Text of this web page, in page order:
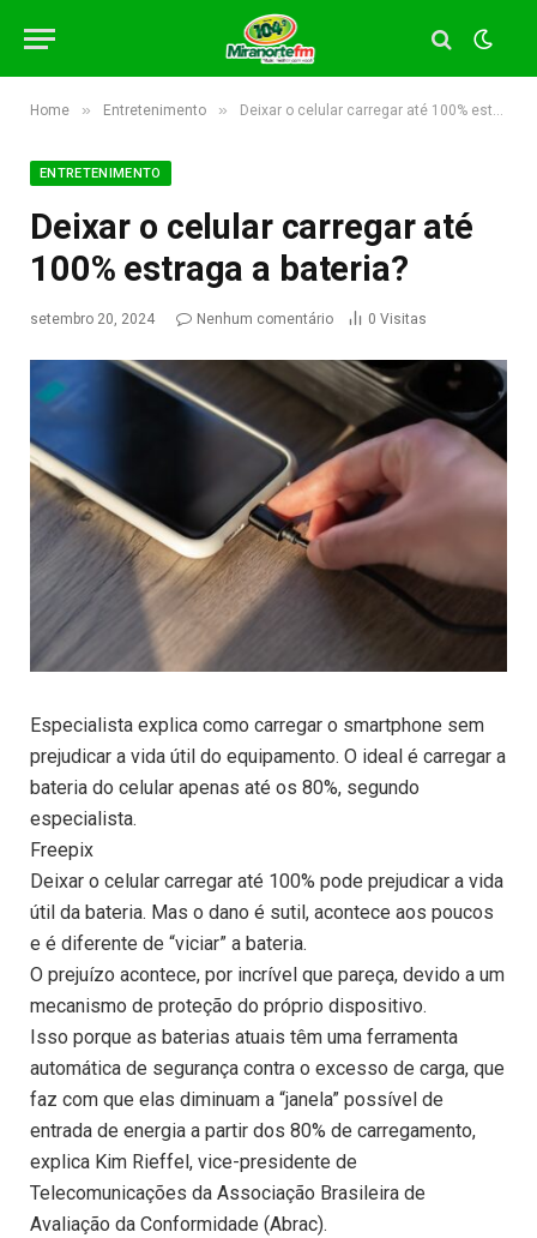
Home » Entretenimento » Deixar o celular carregar até 100% estraga a bateria?
ENTRETENIMENTO
Deixar o celular carregar até
100% estraga a bateria?
setembro 20, 2024 Nenhum comentário 0 Visitas
Especialista explica como carregar o smartphone sem
prejudicar a vida útil do equipamento. O ideal é carregar a
bateria do celular apenas até os 80%, segundo
especialista.
Freepix
Deixar o celular carregar até 100% pode prejudicar a vida
útil da bateria. Mas o dano é sutil, acontece aos poucos
e é diferente de “viciar” a bateria.
O prejuízo acontece, por incrível que pareça, devido a um
mecanismo de proteção do próprio dispositivo.
Isso porque as baterias atuais têm uma ferramenta
automática de segurança contra o excesso de carga, que
faz com que elas diminuam a “janela” possível de
entrada de energia a partir dos 80% de carregamento,
explica Kim Rieffel, vice-presidente de
Telecomunicações da Associação Brasileira de
Avaliação da Conformidade (Abrac).